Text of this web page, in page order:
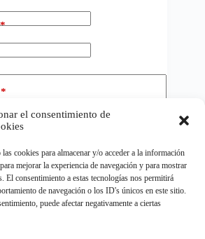
el consentimiento de
cookies para almacenar y/o acceder a la información
mejorar la experiencia de navegación y para mostrar
El consentimiento a estas tecnologías nos permitirá
de navegación o los ID's únicos en este sitio.
puede afectar negativamente a ciertas
*